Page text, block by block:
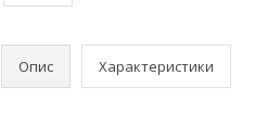
Опис Характеристики